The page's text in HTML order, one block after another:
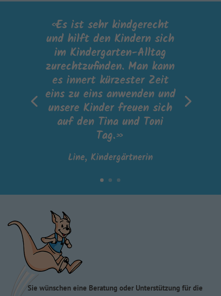
«Es ist sehr kindgerecht
und hilft den Kindern sich
im Kindergarten-Alltag
zurechtzufinden. Man kann
es innert kürzester Zeit
eins zu eins anwenden und
unsere Kinder freuen sich
auf den Tina und Toni
Tag.»
Line, Kindergärtnerin
Sie wünschen eine Beratung oder Unterstützung für die